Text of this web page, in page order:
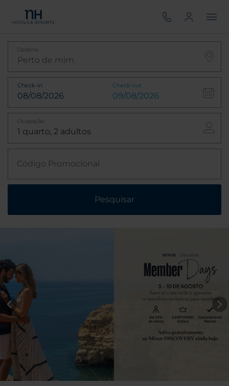
Destino
Check-in Check-out
Ocupação
Código Promocional
Pesquisar